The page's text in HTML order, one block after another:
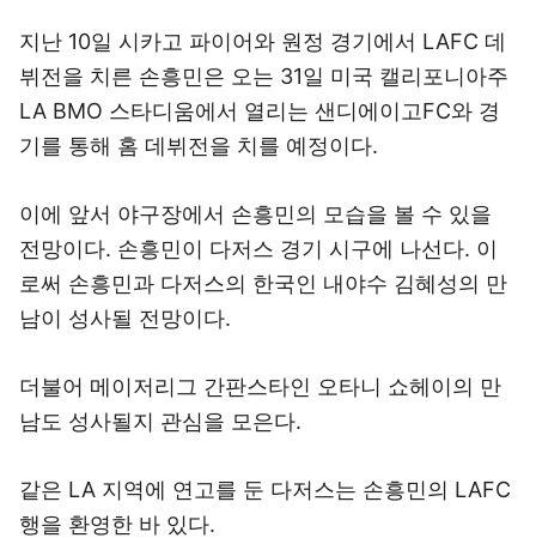
지난 10일 시카고 파이어와 원정 경기에서 LAFC 데
뷔전을 치른 손흥민은 오는 31일 미국 캘리포니아주
LA BMO 스타디움에서 열리는 샌디에이고FC와 경
기를 통해 홈 데뷔전을 치를 예정이다.
이에 앞서 야구장에서 손흥민의 모습을 볼 수 있을
전망이다. 손흥민이 다저스 경기 시구에 나선다. 이
로써 손흥민과 다저스의 한국인 내야수 김혜성의 만
남이 성사될 전망이다.
더불어 메이저리그 간판스타인 오타니 쇼헤이의 만
남도 성사될지 관심을 모은다.
같은 LA 지역에 연고를 둔 다저스는 손흥민의 LAFC
행을 환영한 바 있다.